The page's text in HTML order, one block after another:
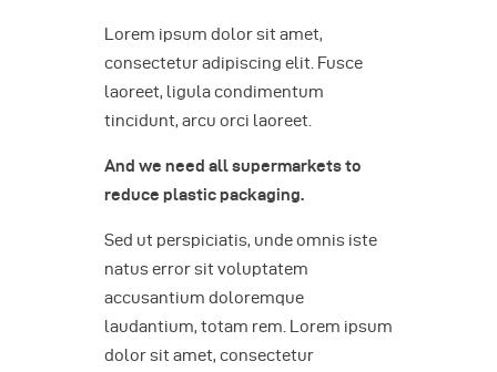
Lorem ipsum dolor sit amet,
consectetur adipiscing elit. Fusce
laoreet, ligula condimentum
tincidunt, arcu orci laoreet.
And we need all supermarkets to
reduce plastic packaging.
Sed ut perspiciatis, unde omnis iste
natus error sit voluptatem
accusantium doloremque
laudantium, totam rem. Lorem ipsum
dolor sit amet, consectetur